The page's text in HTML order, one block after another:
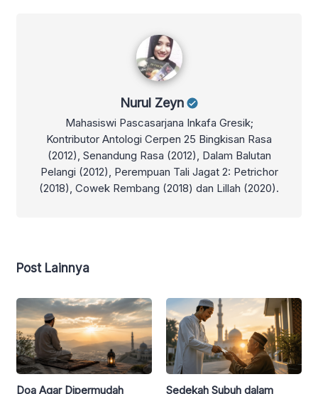
Nurul Zeyn
Mahasiswi Pascasarjana Inkafa Gresik;
Kontributor Antologi Cerpen 25 Bingkisan Rasa
(2012), Senandung Rasa (2012), Dalam Balutan
Pelangi (2012), Perempuan Tali Jagat 2: Petrichor
(2018), Cowek Rembang (2018) dan Lillah (2020).
Post Lainnya
Doa Agar Dipermudah
Sedekah Subuh dalam